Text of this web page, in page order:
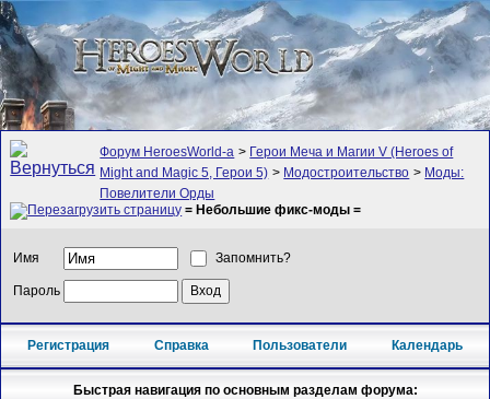
Форум HeroesWorld-а > Герои Меча и Магии V (Heroes of
Might and Magic 5, Герои 5) > Модостроительство > Моды:
Повелители Орды
= Небольшие фикс-моды =
Имя Запомнить?
Пароль
Регистрация Справка Пользователи Календарь
Быстрая навигация по основным разделам форума: